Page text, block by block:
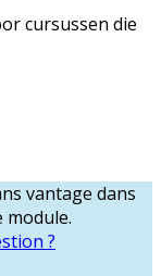
cursussen die
vantage dans
module.
?